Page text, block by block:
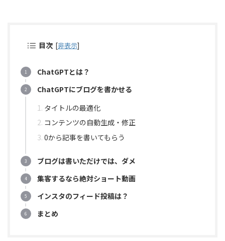
目次 [非表示]
ChatGPTとは？
ChatGPTにブログを書かせる
タイトルの最適化
コンテンツの自動生成・修正
0から記事を書いてもらう
ブログは書いただけでは、ダメ
集客するなら絶対ショート動画
インスタのフィード投稿は？
まとめ